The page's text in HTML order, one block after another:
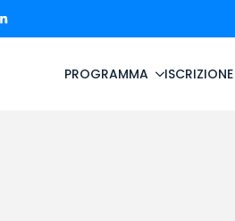
PROGRAMMA ISCRIZIONE